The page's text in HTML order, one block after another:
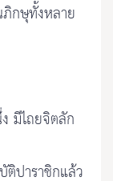
กษุทั้งหลาย
มีไถยจิตลัก
ติปาราชิกแล้ว